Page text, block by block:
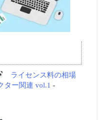
ライセンス料の相場
ター関連 vol.1 -